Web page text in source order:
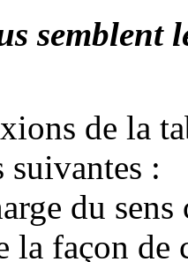
semblent
de la
:
du
façon de